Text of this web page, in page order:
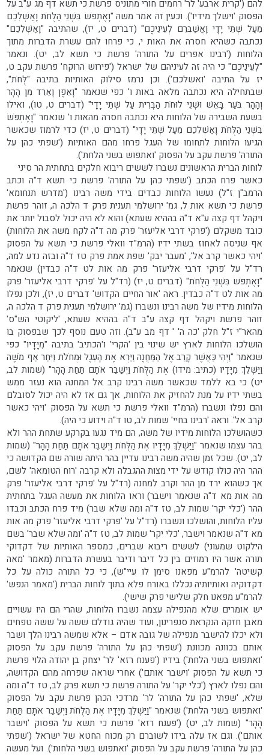
להם ('קרית ארבע' לר' רחמים חורי מתוניס פרשת כי תשא דף מג ע"ב על
הפסוק 'וישלך מידיו'). וכעין זה אמר משה "וָאֶתְפֹּשׂ בִּשְׁנֵי הַלֻּחֹת וָאַשְׁלִכֵם
מֵעַל שְׁתֵּי יָדָי וָאֲשַׁבְּרֵם לְעֵינֵיכֶם" (דברים ט, יז), שהתיבה "וָאַשְׁלִכֵם"
נכתבה כשהיא חסרה את האות י, כי פרחו להם עשרת הדברות מתוך
הלוחות ('רבינו אפרים על התורה' פרשת כי תשא לב, יט). ונאמר
"לְעֵינֵיכֶם" כי היה זה לעיניהם של ישראל ('פירוש הרוקח' פרשת עקב ט,
יז על התיבה 'ואשלכם'). וכן נרמז סילוק האותיות בתיבה "לֻּחֹת",
שבתחילה היא נכתבה מלאה באות ו' כפי שנאמר "וָאֵפֶן וָאֵרֵד מִן הָהָר
וְהָהָר בֹּעֵר בָּאֵשׁ וּשְׁנֵי לוּחֹת הַבְּרִית עַל שְׁתֵּי יָדָי" (דברים ט, טו), ואילו
בשעת השבירה של הלוחות היא נכתבה חסרה מהאות ו' שנאמר "וָאֶתְפֹּשׂ
בִּשְׁנֵי הַלֻּחֹת וָאַשְׁלִכֵם מֵעַל שְׁתֵּי יָדָי" (דברים ט, יז) כדי לרמוז שכאשר
הגיעו הלוחות לתחומו של העגל פרחו מהם האותיות ('שפתי כהן על
התורה' פרשת עקב על הפסוק 'ואתפוש בשני הלחת').
לוחות הברית הראשונים נשברו לששים ריבוא חלקים בתחתית הר סיני
כאשר פרח הכתב ('שפתי כהן על התורה' פרשת כי תשא ד"ה וכתב
הרמב"ן ז"ל) נעשו הלוחות כבדים בידי משה רבינו ('מדרש תנחומא'
פרשת כי תשא אות ל, גמ' ירושלמי תענית פרק ד הלכה ה, זוהר פרשת
ויקהל דף קצה ע"א ד"ה בההיא שעתא) והוא לא היה יכול לסבול יותר את
כובד משקלם ('פרקי דרבי אליעזר' פרק מה ד"ה לקח משה את הלוחות)
אף שניסה לאחוז בשתי ידיו (הרמ"ד וואלי פרשת כי תשא על הפסוק
'ויהי כאשר קרב אל', 'מעבר יבק' שפת אמת פרק טז ד"ה ובזה נדע למה,
רד"ל על 'פרקי דרבי אליעזר' פרק מה אות לט ד"ה כבדין) שנאמר
"וָאֶתְפֹּשׂ בִּשְׁנֵי הַלֻּחֹת" (דברים ט, יז) (רד"ל על 'פרקי דרבי אליעזר' פרק
מה אות לט ד"ה כבדין. ראה 'אור החיים הקדוש' דברים ט, יז), ולכן נפלו
הלוחות מידיו של משה רבינו ונשברו (גמ' ירושלמי תענית פרק ד הלכה ה,
זוהר פרשת ויקהל דף קצה ע"ב ד"ה בההיא שעתא, 'ליקוטי הש"ס'
מהאר"י ז"ל חלק 'כה ה' ' דף מב ע"ב). וזה טעם נוסף לכך שבפסוק בו
הושלכו הלוחות לארץ יש שינוי בין 'הקרי' ו'הכתיב' בתיבה "מִיָּדָיו" כפי
שנאמר "וַיְהִי כַּאֲשֶׁר קָרַב אֶל הַמַּחֲנֶה וַיַּרְא אֶת הָעֵגֶל וּמְחֹלֹת וַיִּחַר אַף מֹשֶׁה
וַיַּשְׁלֵךְ מִיָּדָיו (כתיב: מידו) אֶת הַלֻּחֹת וַיְשַׁבֵּר אֹתָם תַּחַת הָהָר" (שמות לב,
יט) כי בא ללמד שכאשר משה רבינו קרב אל המחנה הוא נעזר ממש
בשתי ידיו על מנת להחזיק את הלוחות, אך גם אז לא היה יכול לסובלם
והם נפלו ונשברו (הרמ"ד וואלי פרשת כי תשא על הפסוק 'ויהי כאשר
קרב אל'. וראה 'רבינו בחיי' שמות לב, טו ד"ה וידוע כי היה).
כשהושלכו הלוחות מידיו של משה, הם מיד נגעו בקרקע שתחת ההר ולא
בהר עצמו שנאמר "וַיַּשְׁלֵךְ מִיָּדָיו אֶת הַלֻּחֹת וַיְשַׁבֵּר אֹתָם תַּחַת הָהָר" (שמות
לב, יט). שכל זמן שהיה משה רבינו עדיין בהר היתה שורה שם הקדושה כי
ההר היה כולו קודש על ידי מצות ההגבלה ולא קרבה 'רוח הטומאה' לשם,
אך כשהוא ירד מן ההר וקרב למחנה (רד"ל על 'פרקי דרבי אליעזר' פרק
מה אות מא ד"ה שנאמר וישבר) וראו הלוחות את מעשה העגל בתחתית
ההר ('כלי יקר' שמות לב, טז ד"ה ומה שלא שבר) מיד פרח הכתב וכבדו
עליו הלוחות, והושלכו ונשברו (רד"ל על 'פרקי דרבי אליעזר' פרק מה אות
מא ד"ה שנאמר וישבר, 'כלי יקר' שמות לב, טז ד"ה 'ומה שלא שבר' בשם
הילקוט שמעוני) לששים ריבוא שברים, כמספר האותיות של דקדוקי
תורה אשר היו רמוזים בין כל דיבר ודיבר בעשרת הדברות (מאמר 'מאה
קשיטה' להרמ"ע מפאנו סימן לו עיי"ש), כי כל התורה כולה על כל
דקדוקיה ואותיותיה נכללו באורח פלא בתוך לוחות הברית ('מאמר הנפש'
להרמ"ע מפאנו חלק שלישי פרק שישי).
יש אומרים שלא מהנפילה עצמה נשברו הלוחות, שהרי הם היו עשויים
מאבן חזקה הנקראת סנפרינון, ועוד שהיה גודלם ששה על ששה טפחים
ולא יכלו להישבר מנפילה של גובה אדם – אלא שמשה רבינו הלך ושבר
אותם בכוונה מכוונת ('שפתי כהן על התורה' פרשת עקב על הפסוק
'ואתפוש בשני הלחת') בידיו ('פענח רזא' לר' יצחק בן יהודה הלוי פרשת
כי תשא על הפסוק 'וישבר אותם') אחרי שראה שפרחה מהם הקדושה,
והם נפלו לארץ ('כלי יקר' על התורה פרשת כי תשא פרק לב, טז ד"ה ומה
שלא, 'שפתי כהן על התורה' לר' מרדכי הכהן פרשת עקב על הפסוק
'ואתפוש בשני הלחת') שנאמר "וַיַּשְׁלֵךְ מִיָּדָיו אֶת הַלֻּחֹת וַיְשַׁבֵּר אֹתָם תַּחַת
הָהָר" (שמות לב, יט) ('פענח רזא' פרשת כי תשא על הפסוק 'וישבר
אותם'). וגם אז עלה בידו לשוברם רק מכוח החטא של ישראל ('שפתי
כהן על התורה' פרשת עקב על הפסוק 'ואתפוש בשני הלחות'). ועל מעשה